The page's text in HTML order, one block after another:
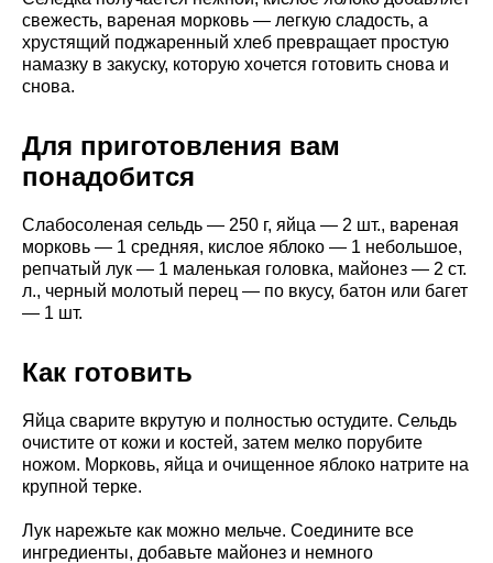
свежесть, вареная морковь — легкую сладость, а
хрустящий поджаренный хлеб превращает простую
намазку в закуску, которую хочется готовить снова и
снова.
Для приготовления вам
понадобится
Слабосоленая сельдь — 250 г, яйца — 2 шт., вареная
морковь — 1 средняя, кислое яблоко — 1 небольшое,
репчатый лук — 1 маленькая головка, майонез — 2 ст.
л., черный молотый перец — по вкусу, батон или багет
— 1 шт.
Как готовить
Яйца сварите вкрутую и полностью остудите. Сельдь
очистите от кожи и костей, затем мелко порубите
ножом. Морковь, яйца и очищенное яблоко натрите на
крупной терке.
Лук нарежьте как можно мельче. Соедините все
ингредиенты, добавьте майонез и немного